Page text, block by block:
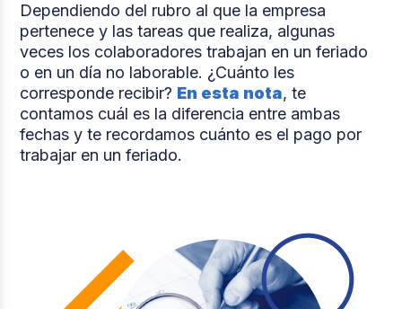
Dependiendo del rubro al que la empresa
pertenece y las tareas que realiza, algunas
veces los colaboradores trabajan en un feriado
o en un día no laborable. ¿Cuánto les
corresponde recibir? En esta nota, te
contamos cuál es la diferencia entre ambas
fechas y te recordamos cuánto es el pago por
trabajar en un feriado.